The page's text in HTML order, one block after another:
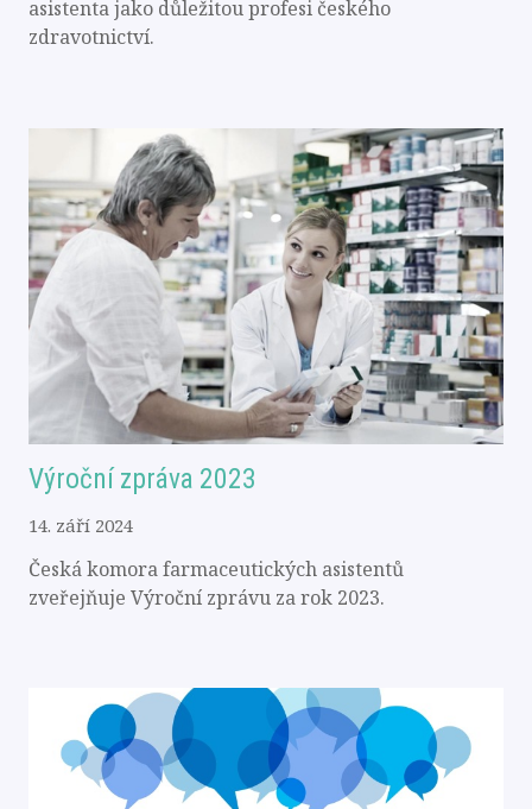
asistenta jako důležitou profesi českého
zdravotnictví.
Výroční zpráva 2023
14. září 2024
Česká komora farmaceutických asistentů
zveřejňuje Výroční zprávu za rok 2023.